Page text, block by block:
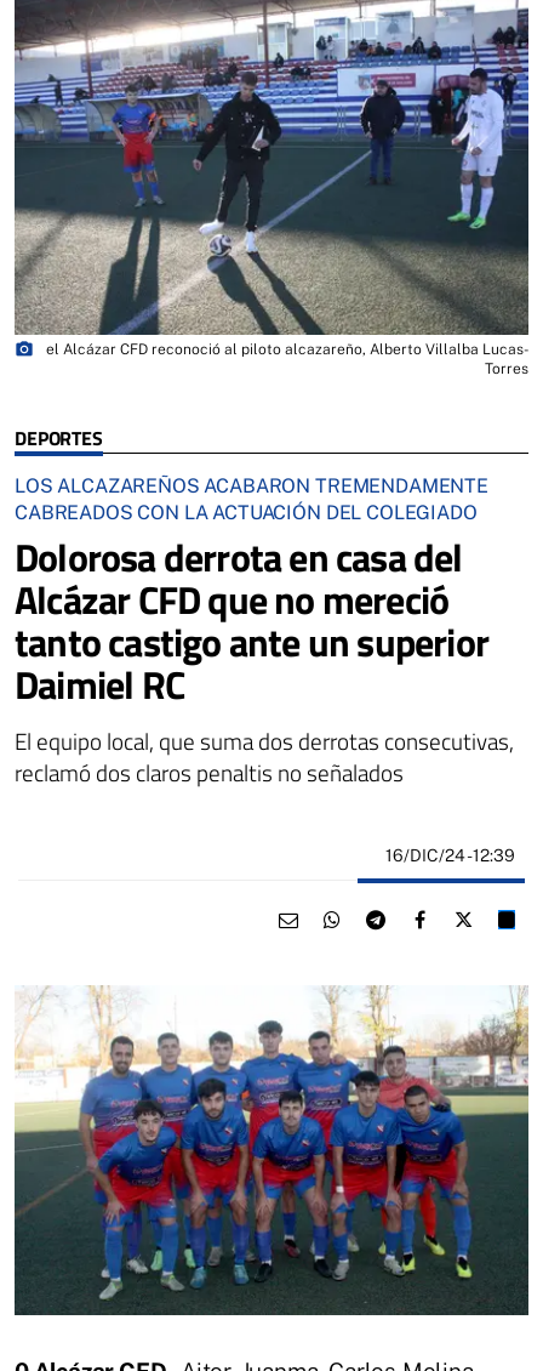
DEPORTES
LOS ALCAZAREÑOS ACABARON TREMENDAMENTE
CABREADOS CON LA ACTUACIÓN DEL COLEGIADO
Dolorosa derrota en casa del
Alcázar CFD que no mereció
tanto castigo ante un superior
Daimiel RC
El equipo local, que suma dos derrotas consecutivas,
reclamó dos claros penaltis no señalados
photo_camera
el Alcázar CFD reconoció al piloto alcazareño, Alberto Villalba Lucas-
Torres
16/DIC/24- 12:39